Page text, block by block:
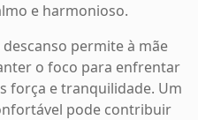
e harmonioso.
permite à mãe
o foco para enfrentar
força e tranquilidade. Um
pode contribuir